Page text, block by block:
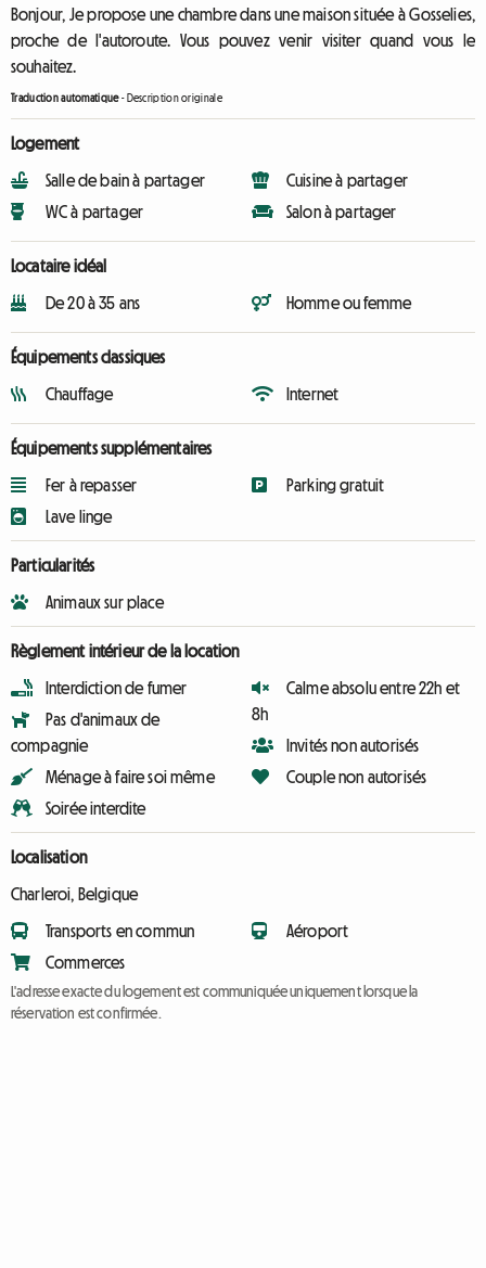
Bonjour, Je propose une chambre dans une maison située à Gosselies,
proche de l'autoroute. Vous pouvez venir visiter quand vous le
souhaitez.
Traduction automatique- Description originale
Logement
Salle de bain à partager
WC à partager
Cuisine à partager
Salon à partager
Locataire idéal
De 20 à 35 ans Homme ou femme
Équipements classiques
Chauffage Internet
Équipements supplémentaires
Fer à repasser
Lave linge
Parking gratuit
Particularités
Animaux sur place
Règlement intérieur de la location
Interdiction de fumer
Pas d'animaux de
compagnie
Ménage à faire soi même
Soirée interdite
Calme absolu entre 22h et
8h
Invités non autorisés
Couple non autorisés
Localisation
Charleroi, Belgique
Transports en commun
Commerces
Aéroport
L'adresse exacte du logement est communiquée uniquement lorsque la
réservation est confirmée.